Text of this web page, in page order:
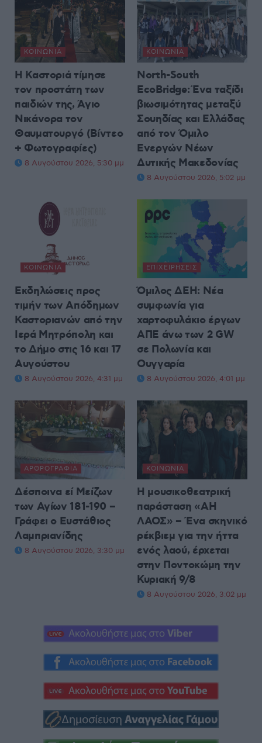
ΚΟΙΝΩΝΊΑ
Η Καστοριά τίμησε
τον προστάτη των
παιδιών της, Άγιο
Νικάνορα τον
Θαυματουργό (Βίντεο
+ Φωτογραφίες)
8 Αυγούστου 2026, 5:30 μμ
ΚΟΙΝΩΝΊΑ
North-South
EcoBridge: Ένα ταξίδι
βιωσιμότητας μεταξύ
Σουηδίας και Ελλάδας
από τον Όμιλο
Ενεργών Νέων
Δυτικής Μακεδονίας
8 Αυγούστου 2026, 5:02 μμ
ΚΟΙΝΩΝΊΑ
Εκδηλώσεις προς
τιμήν των Απόδημων
Καστοριανών από την
Ιερά Μητρόπολη και
το Δήμο στις 16 και 17
Αυγούστου
8 Αυγούστου 2026, 4:31 μμ
ΕΠΙΧΕΙΡΉΣΕΙΣ
Όμιλος ΔΕΗ: Νέα
συμφωνία για
χαρτοφυλάκιο έργων
ΑΠΕ άνω των 2 GW
σε Πολωνία και
Ουγγαρία
8 Αυγούστου 2026, 4:01 μμ
ΑΡΘΡΟΓΡΑΦΊΑ
Δέσποινα εί Μείζων
των Αγίων 181-190 –
Γράφει ο Ευστάθιος
Λαμπριανίδης
8 Αυγούστου 2026, 3:30 μμ
ΚΟΙΝΩΝΊΑ
Η μουσικοθεατρική
παράσταση «ΑΗ
ΛΑΟΣ» – Ένα σκηνικό
ρέκβιεμ για την ήττα
ενός λαού, έρχεται
στην Ποντοκώμη την
Κυριακή 9/8
8 Αυγούστου 2026, 3:02 μμ